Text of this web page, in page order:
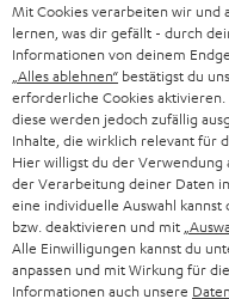
1 × 30 m
Standfuß nicht im
Downloads und
D
o
Mit Cookies verarbeiten wir und
lernen, was dir gefällt - durch
Informationen von deinem
„Alles ablehnen“ bestätigst du
erforderliche Cookies
diese werden jedoch zufällig
Inhalte, die wirklich relevant für
Hier willigst du der Verwendung
der Verarbeitung deiner Daten
eine individuelle Auswahl
bzw. deaktivieren und mit
Alle Einwilligungen kannst du
anpassen und mit Wirkung für
Informationen auch unsere